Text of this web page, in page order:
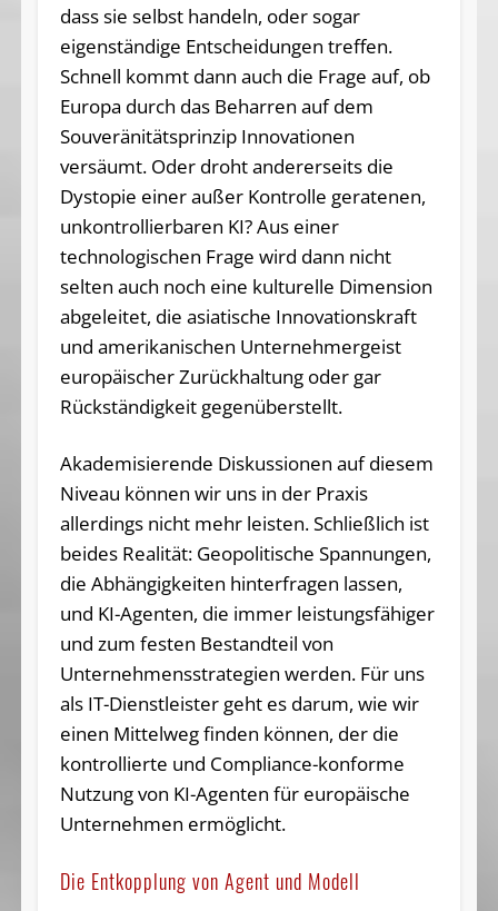
dass sie selbst handeln, oder sogar
eigenständige Entscheidungen treffen.
Schnell kommt dann auch die Frage auf, ob
Europa durch das Beharren auf dem
Souveränitätsprinzip Innovationen
versäumt. Oder droht andererseits die
Dystopie einer außer Kontrolle geratenen,
unkontrollierbaren KI? Aus einer
technologischen Frage wird dann nicht
selten auch noch eine kulturelle Dimension
abgeleitet, die asiatische Innovationskraft
und amerikanischen Unternehmergeist
europäischer Zurückhaltung oder gar
Rückständigkeit gegenüberstellt.
Akademisierende Diskussionen auf diesem
Niveau können wir uns in der Praxis
allerdings nicht mehr leisten. Schließlich ist
beides Realität: Geopolitische Spannungen,
die Abhängigkeiten hinterfragen lassen,
und KI-Agenten, die immer leistungsfähiger
und zum festen Bestandteil von
Unternehmensstrategien werden. Für uns
als IT-Dienstleister geht es darum, wie wir
einen Mittelweg finden können, der die
kontrollierte und Compliance-konforme
Nutzung von KI-Agenten für europäische
Unternehmen ermöglicht.
Die Entkopplung von Agent und Modell